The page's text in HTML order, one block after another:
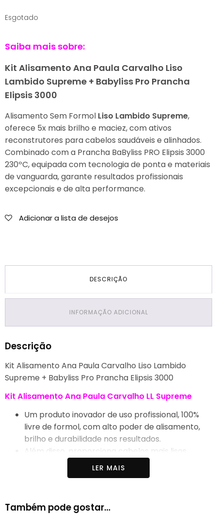
Esgotado
Saiba mais sobre:
Kit Alisamento Ana Paula Carvalho Liso
Lambido Supreme + Babyliss Pro Prancha
Elipsis 3000
Alisamento Sem Formol Liso Lambido Supreme,
oferece 5x mais brilho e maciez, com ativos
reconstrutores para cabelos saudáveis e alinhados.
Combinado com a Prancha BaByliss PRO Elipsis 3000
230ºC, equipada com tecnologia de ponta e materiais
de vanguarda, garante resultados profissionais
excepcionais e de alta performance.
Adicionar a lista de desejos
DESCRIÇÃO
INFORMAÇÃO ADICIONAL
Descrição
Kit Alisamento Ana Paula Carvalho Liso Lambido
Supreme + Babyliss Pro Prancha Elipsis 3000
Kit Alisamento Ana Paula Carvalho LL Supreme
Um produto inovador de uso profissional, 100%
livre de formol, com alto poder de alisamento,
brilho e durabilidade nos resultados.
Além disso, proporciona cabelos mais lisos,
fortes e saudáveis graças à nova formulação do
LL Supreme.
garantindo fios mais saudáveis, lisos, fortes e
LER MAIS
Também pode gostar…